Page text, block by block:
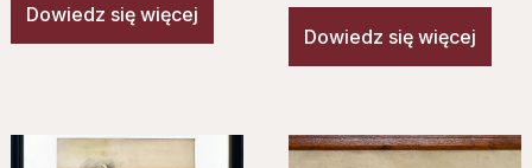
Dowiedz się więcej
Dowiedz się więcej